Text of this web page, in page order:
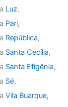
Luz,
Pari,
República,
Santa Cecília,
Santa Efigênia,
Sé,
Vila Buarque,